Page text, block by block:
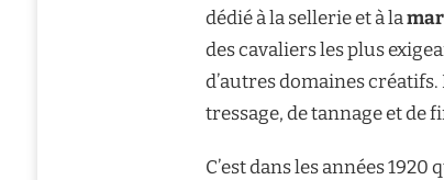
dédié à la sellerie et à la
des cavaliers les plus
d’autres domaines
tressage, de tannage et
C’est dans les années